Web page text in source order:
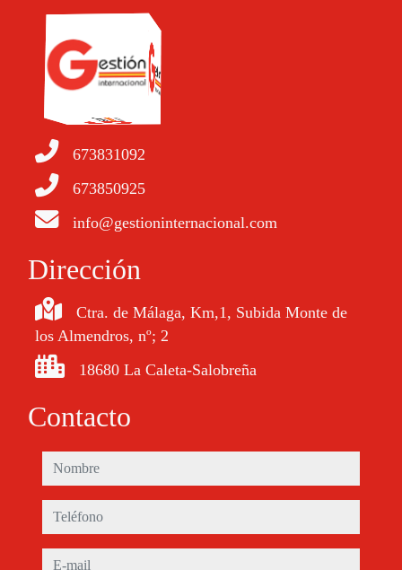
673831092
673850925
info@gestioninternacional.com
Dirección
Ctra. de Málaga, Km,1, Subida Monte de
los Almendros, nº; 2
18680 La Caleta-Salobreña
Contacto
nombre
teléfono
e-mail